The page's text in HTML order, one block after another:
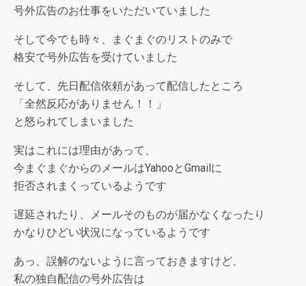
号外広告のお仕事をいただいていました
そして今でも時々、まぐまぐのリストのみで
格安で号外広告を受けていました
そして、先日配信依頼があって配信したところ
「全然反応がありません！！」
と怒られてしまいました
実はこれには理由があって、
今まぐまぐからのメールはYahooとGmailに
拒否されまくっているようです
遅延されたり、メールそのものが届かなくなったり
かなりひどい状況になっているようです
あっ、誤解のないように言っておきますけど、
私の独自配信の号外広告は